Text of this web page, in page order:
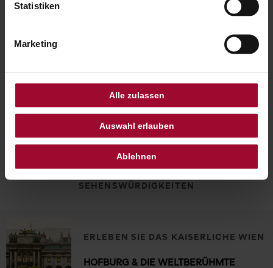
Statistiken
Marketing
Alle zulassen
Auswahl erlauben
Ablehnen
Hierfinden Sie aktuelle Öffnungszeiten und
SEHENSWÜRDIGKEITEN
ERLEBEN SIE DAS KAISERLICHE WIEN
HOFBURG & DIE WELTBERÜHMTE